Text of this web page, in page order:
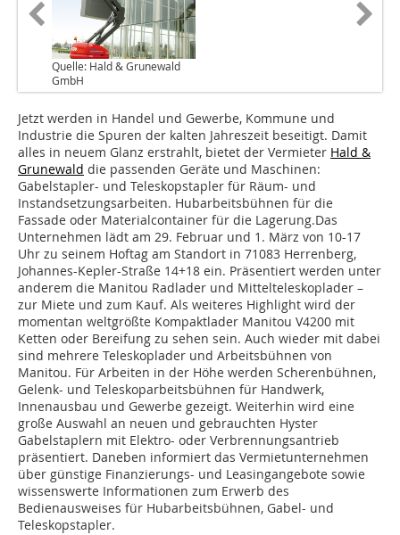
Quelle: Hald & Grunewald
GmbH
Jetzt werden in Handel und Gewerbe, Kommune und
Industrie die Spuren der kalten Jahreszeit beseitigt. Damit
alles in neuem Glanz erstrahlt, bietet der Vermieter Hald &
Grunewald die passenden Geräte und Maschinen:
Gabelstapler- und Teleskopstapler für Räum- und
Instandsetzungsarbeiten. Hubarbeitsbühnen für die
Fassade oder Materialcontainer für die Lagerung.Das
Unternehmen lädt am 29. Februar und 1. März von 10-17
Uhr zu seinem Hoftag am Standort in 71083 Herrenberg,
Johannes-Kepler-Straße 14+18 ein. Präsentiert werden unter
anderem die Manitou Radlader und Mittelteleskoplader –
zur Miete und zum Kauf. Als weiteres Highlight wird der
momentan weltgrößte Kompaktlader Manitou V4200 mit
Ketten oder Bereifung zu sehen sein. Auch wieder mit dabei
sind mehrere Teleskoplader und Arbeitsbühnen von
Manitou. Für Arbeiten in der Höhe werden Scherenbühnen,
Gelenk- und Teleskoparbeitsbühnen für Handwerk,
Innenausbau und Gewerbe gezeigt. Weiterhin wird eine
große Auswahl an neuen und gebrauchten Hyster
Gabelstaplern mit Elektro- oder Verbrennungsantrieb
präsentiert. Daneben informiert das Vermietunternehmen
über günstige Finanzierungs- und Leasingangebote sowie
wissenswerte Informationen zum Erwerb des
Bedienausweises für Hubarbeitsbühnen, Gabel- und
Teleskopstapler.